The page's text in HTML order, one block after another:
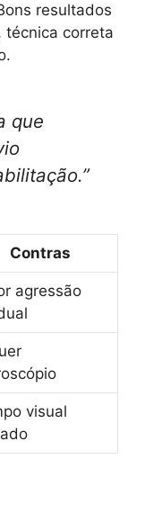
resultados
técnica correta
que
Contras
agressão
visual